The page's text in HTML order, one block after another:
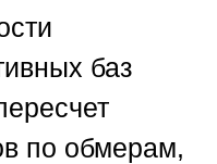
баз
по обмерам,